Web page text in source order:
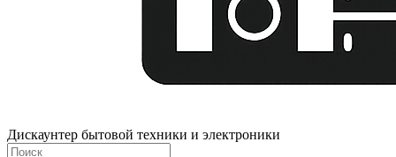
Дискаунтер бытовой техники и электроники